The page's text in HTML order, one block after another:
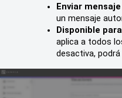
Enviar
un mensaje
Disponible
aplica a todos
desactiva,